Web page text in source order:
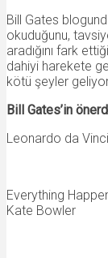
Bill Gates
okuduğunu,
aradığını fark
dahiyi harekete
kötü şeyler
Bill Gates’in
Leonardo da
Everything
Kate Bowler